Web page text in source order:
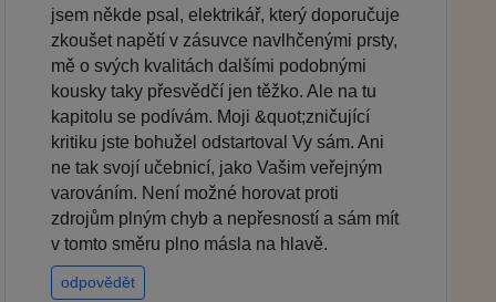
jsem někde psal, elektrikář, který doporučuje
zkoušet napětí v zásuvce navlhčenými prsty,
mě o svých kvalitách dalšími podobnými
kousky taky přesvědčí jen těžko. Ale na tu
kapitolu se podívám. Moji &quot;zničující
kritiku jste bohužel odstartoval Vy sám. Ani
ne tak svojí učebnicí, jako Vašim veřejným
varováním. Není možné horovat proti
zdrojům plným chyb a nepřesností a sám mít
v tomto směru plno másla na hlavě.
odpovědět